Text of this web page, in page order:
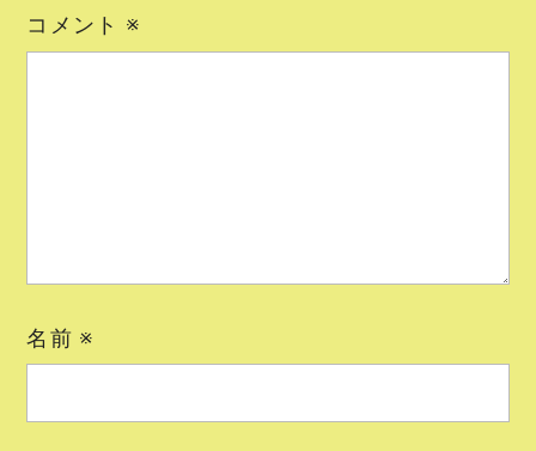
コメント ※
名前 ※